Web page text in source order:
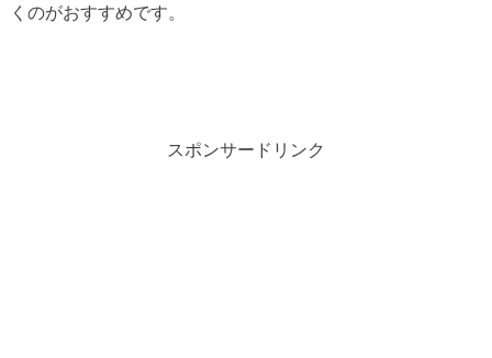
くのがおすすめです。
スポンサードリンク